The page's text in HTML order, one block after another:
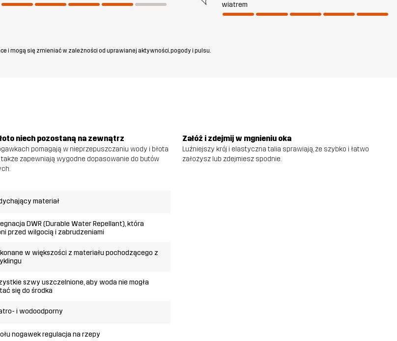
wiatrem
i mogą się zmieniać w zależności od uprawianej aktywności, pogody i pulsu.
niech pozostaną na zewnątrz
pomagają w nieprzepuszczaniu wody i błota
także zapewniają wygodne dopasowanie do butów
Załóż i zdejmij w mgnieniu oka
Luźniejszy krój i elastyczna talia sprawiają, że szybko i łatwo
założysz lub zdejmiesz spodnie.
materiał
DWR (Durable Water Repellant), która
przed wilgocią i zabrudzeniami
w większości z materiału pochodzącego z
szwy uszczelnione, aby woda nie mogła
się do środka
i wodoodporny
nogawek regulacja na rzepy